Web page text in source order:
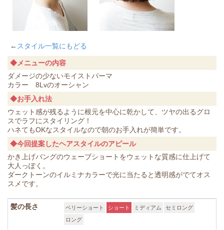
←スタイル一覧にもどる
◆メニューの内容
ダメージの少ないモイストパーマ
カラー 8Lvのオーシャン
◆お手入れ法
ウェット感が残るように根元を中心に乾かして、ツヤの出るグロ
スでラフにスタイリング！
ハネてもOKなスタイルなので朝のお手入れが簡単です。
◆今回提案したヘアスタイルのアピール
かき上げバングのウェーブショートをウェットな質感に仕上げて
大人っぽく。
ダークトーンのイルミナカラーで光に当たると透明感がでてオス
スメです。
髪の長さ ベリーショート ショート ミディアム
セミロング
ロング